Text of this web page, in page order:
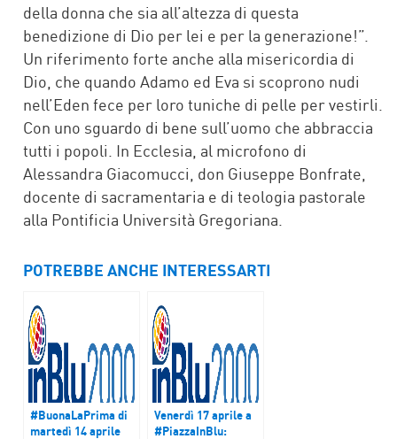
della donna che sia all’altezza di questa
benedizione di Dio per lei e per la generazione!”.
Un riferimento forte anche alla misericordia di
Dio, che quando Adamo ed Eva si scoprono nudi
nell’Eden fece per loro tuniche di pelle per vestirli.
Con uno sguardo di bene sull’uomo che abbraccia
tutti i popoli. In Ecclesia, al microfono di
Alessandra Giacomucci, don Giuseppe Bonfrate,
docente di sacramentaria e di teologia pastorale
alla Pontificia Università Gregoriana.
POTREBBE ANCHE INTERESSARTI
#BuonaLaPrima di
martedì 14 aprile
Venerdì 17 aprile a
#PiazzaInBlu: